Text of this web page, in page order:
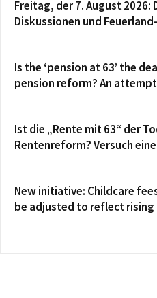
Freitag, der 7. August 2026:
Diskussionen und
Is the ‘pension at 63’ the
pension reform? An
Ist die „Rente mit 63“ der
Rentenreform? Versuch
New initiative: Childcare
be adjusted to reflect rising